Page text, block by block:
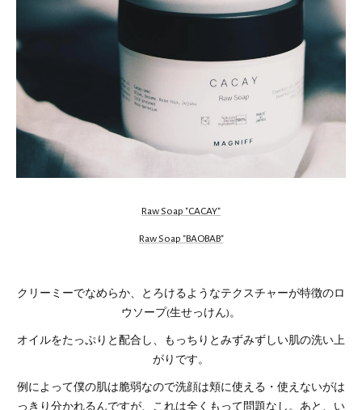
Raw Soap "CACAY"
Raw Soap "BAOBAB"
クリーミーでなめらか、とろけるようなテクスチャーが特徴のロ
ウソープ(生せっけん)。
オイルをたっぷりと配合し、もっちりとみずみずしい肌の洗い上
がりです。
例によって僕の肌は脆弱なので洗顔は頬に使える・使えないがは
っきり分かれるんですが、これは全くもって問題なし。あと、い